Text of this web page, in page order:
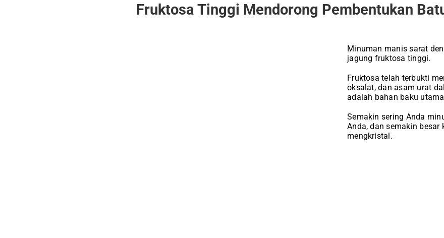
Fruktosa Tinggi Mendorong Pembentukan
Minuman manis sarat
jagung fruktosa tinggi.
Fruktosa telah terbukti
oksalat, dan asam urat
adalah bahan baku
Semakin sering Anda
Anda, dan semakin
mengkristal.